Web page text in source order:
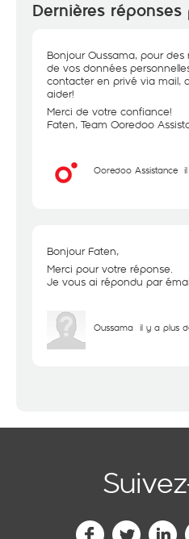
Dernières réponses
Bonjour Oussama, pour
de vos données
contacter en privé via mail,
aider!
Merci de votre confiance!
Faten, Team Ooredoo
Ooredoo Assistance
Bonjour Faten,
Merci pour votre réponse.
Je vous ai répondu par
Oussama il y a plus